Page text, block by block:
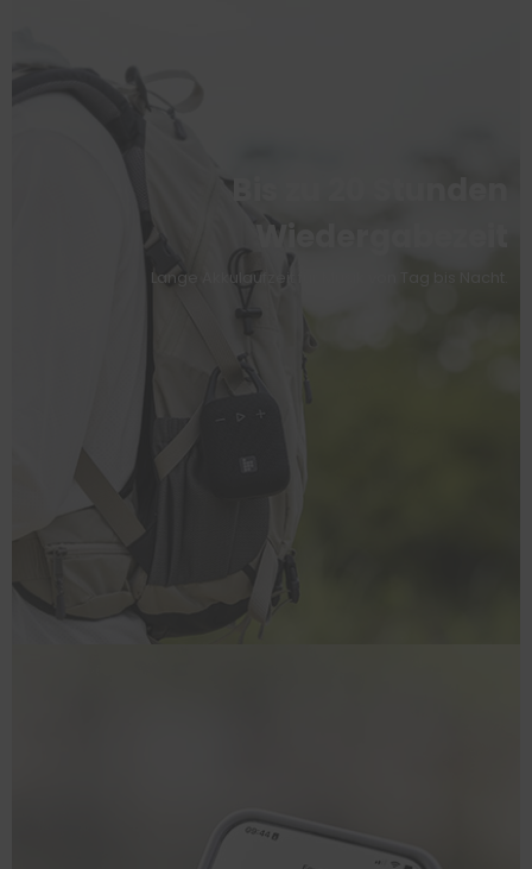
Wiedergabezeit
Lange Akkulaufzeit für Musik von Tag bis Nacht.